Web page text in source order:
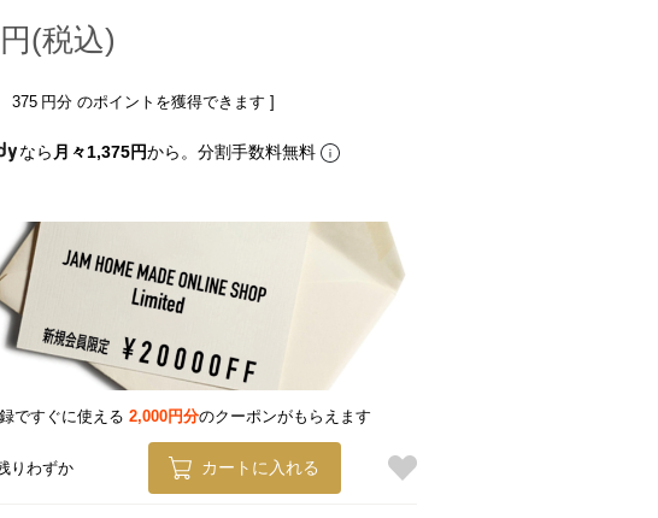
375 円分 のポイントを獲得できます ]
なら 月々1,375円から。分割手数料無料
ですぐに使える 2,000円分のクーポンがもらえます
りわずか カートに入れる